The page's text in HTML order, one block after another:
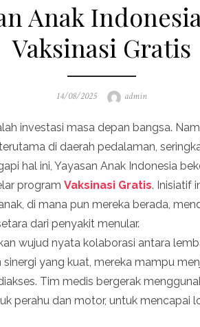
Anak
Vaksinasi Gratis
Posted
14/08/2025 Author
admin
investasi masa depan bangsa.
di daerah pedalaman,
hal ini, Yayasan Anak Indonesia
program Vaksinasi Gratis. Inisiatif
di mana pun mereka berada,
dari penyakit menular.
wujud nyata kolaborasi antara
yang kuat, mereka mampu
Tim medis bergerak
perahu dan motor, untuk mencapai